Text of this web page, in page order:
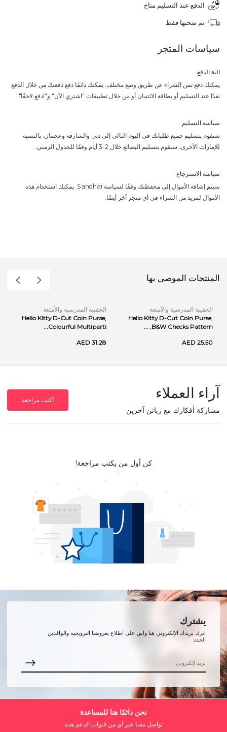
الدفع عند التسليم متاح
تم شحنها فقط
سياسات المتجر
الية الدفع
يمكنك دفع ثمن الشراء عن طريق وضع مختلف. يمكنك دائمًا دفع دفعتك من خلال الدفع
نقدًا عند التسليم أو بطاقة الائتمان أو من خلال تطبيقات "اشتري الآن" و"ادفع لاحقًا".
سياسة التسليم
سنقوم بتسليم جميع طلباتك في اليوم التالي إلى دبي والشارقة وعجمان. بالنسبة
للإمارات الأخرى، سنقوم بتسليم البضائع خلال 2-3 أيام وفقًا للجدول الزمني.
سياسة الاسترجاع
سيتم إضافة الأموال إلى محفظتك وفقًا لسياسة Sandhai. يمكنك استخدام هذه
الأموال لمزيد من الشراء في أي متجر آخر أيضًا.
المنتجات الموصى بها
الحقيبة المدرسية والأمتعة
Hello Kitty D-Cut Coin Purse,
B&W Checks Pattern, ...
AED 25.50
الحقيبة المدرسية والأمتعة
Hello Kitty D-Cut Coin Purse,
Colourful Multiparti...
AED 31.28
آراء العملاء
مشاركة أفكارك مع زبائن آخرين
أكتب مراجعة
كن أول من يكتب مراجعة!
يشترك
اترك بريدك الإلكتروني هنا وابق على اطلاع بعروضنا الترويجية والوافدين
الجدد.
نحن دائمًا هنا للمساعدة
تواصل معنا عبر أي من قنوات الدعم هذه